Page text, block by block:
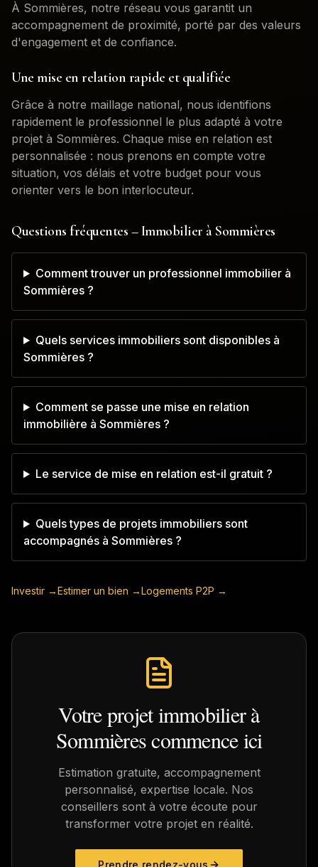
À Sommières, notre réseau vous garantit un
accompagnement de proximité, porté par des valeurs
d'engagement et de confiance.
Une mise en relation rapide et qualifiée
Grâce à notre maillage national, nous identifions
rapidement le professionnel le plus adapté à votre
projet à Sommières. Chaque mise en relation est
personnalisée : nous prenons en compte votre
situation, vos délais et votre budget pour vous
orienter vers le bon interlocuteur.
Questions fréquentes – Immobilier à Sommières
Comment trouver un professionnel immobilier à
Sommières ?
Quels services immobiliers sont disponibles à
Sommières ?
Comment se passe une mise en relation
immobilière à Sommières ?
Le service de mise en relation est-il gratuit ?
Quels types de projets immobiliers sont
accompagnés à Sommières ?
Investir →Estimer un bien →Logements P2P →
Votre projet immobilier à
Sommièrescommence ici
Estimation gratuite, accompagnement
personnalisé, expertise locale. Nos
conseillers sont à votre écoute pour
transformer votre projet en réalité.
Prendre rendez-vous